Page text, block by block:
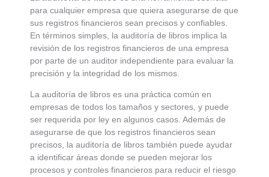
para cualquier empresa que quiera asegurarse de que
sus registros financieros sean precisos y confiables.
En términos simples, la auditoría de libros implica la
revisión de los registros financieros de una empresa
por parte de un auditor independiente para evaluar la
precisión y la integridad de los mismos.
La auditoría de libros es una práctica común en
empresas de todos los tamaños y sectores, y puede
ser requerida por ley en algunos casos. Además de
asegurarse de que los registros financieros sean
precisos, la auditoría de libros también puede ayudar
a identificar áreas donde se pueden mejorar los
procesos y controles financieros para reducir el riesgo